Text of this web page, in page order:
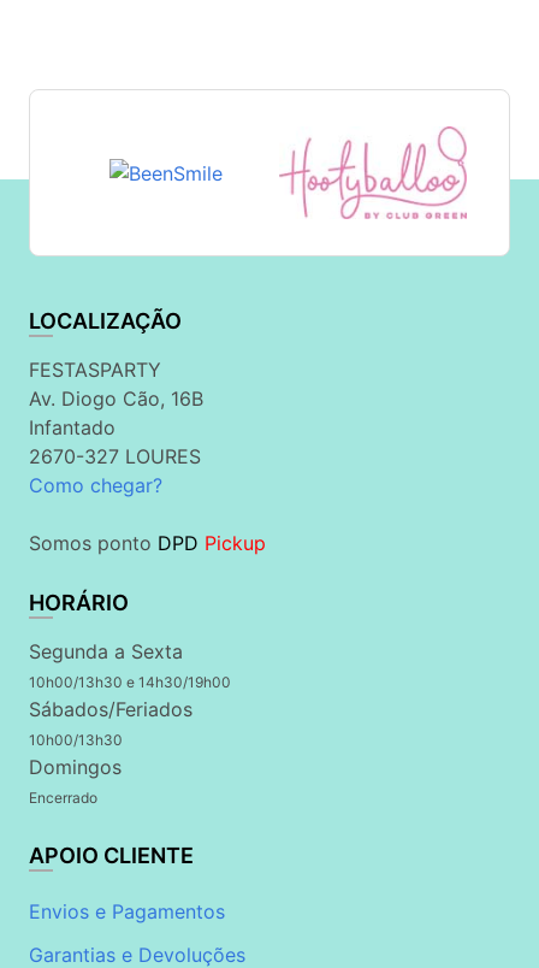
LOCALIZAÇÃO
FESTASPARTY
Av. Diogo Cão, 16B
Infantado
2670-327 LOURES
Como chegar?
Somos ponto DPD Pickup
HORÁRIO
Segunda a Sexta
10h00/13h30 e 14h30/19h00
Sábados/Feriados
10h00/13h30
Domingos
Encerrado
APOIO CLIENTE
Envios e Pagamentos
Garantias e Devoluções